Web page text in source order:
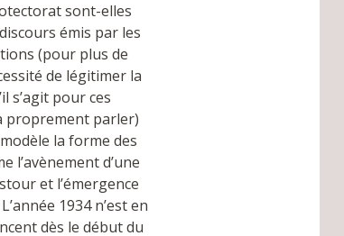
sont-elles
émis par les
(pour plus de
de légitimer la
s’agit pour ces
proprement parler)
la forme des
l’avènement d’une
et l’émergence
1934 n’est en
dès le début du